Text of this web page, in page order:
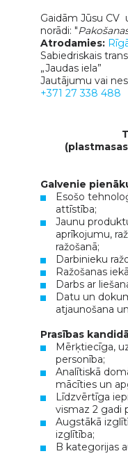
Gaidām Jūsu CV
norādi: "
Atrodamies:
Sabiedriskais
„Jaudas iela”
Jautājumu vai
+371 27 338 488
Galvenie
Esošo
attīstība;
Jaunu
aprīkojumu,
ražošanā;
Darbinieku
Ražošanas
Darbs ar
Datu un
atjaunošana
Prasības
Mērķtiecīga,
personība;
Analītiskā
mācīties un
Līdzvērtīga
vismaz 2 gadi
Augstākā
izglītība;
B kategorijas